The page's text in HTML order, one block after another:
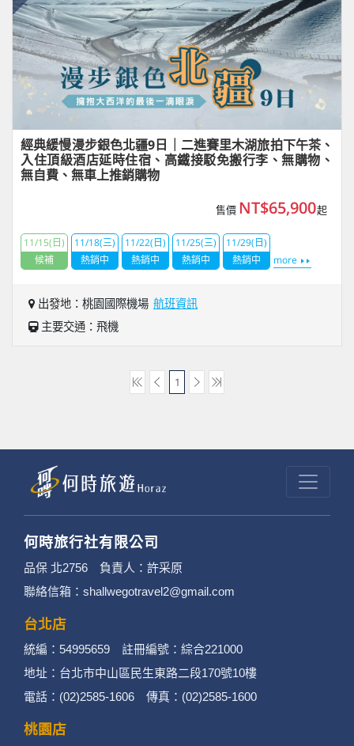
經典緩慢漫步銀色北疆9日｜二進賽里木湖旅拍下午茶、
入住頂級酒店延時住宿、高鐵接駁免搬行李、無購物、
無自費、無車上推銷購物
售價 NT$65,900起
11/15(日)
候補
11/18(三)
熱銷中
11/22(日)
熱銷中
11/25(三)
熱銷中
11/29(日)
熱銷中
more
出發地：桃園國際機場 航班資訊
主要交通：飛機
1
何時旅行社有限公司
品保 北2756 負責人：許采原
聯絡信箱：shallwegotravel2@gmail.com
台北店
統編：54995659 註冊編號：綜合221000
地址：台北市中山區民生東路二段170號10樓
電話：(02)2585-1606 傳真：(02)2585-1600
桃園店